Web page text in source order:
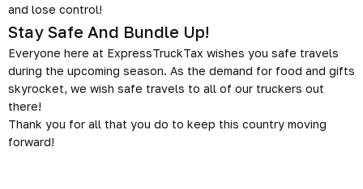
and lose control!
Stay Safe And Bundle Up!
Everyone here at ExpressTruckTax wishes you safe travels
during the upcoming season. As the demand for food and gifts
skyrocket, we wish safe travels to all of our truckers out
there!
Thank you for all that you do to keep this country moving
forward!